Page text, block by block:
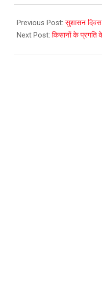
12-
25
Previous Post:सुशासन दिवस
Next Post:किसानों के प्रगति